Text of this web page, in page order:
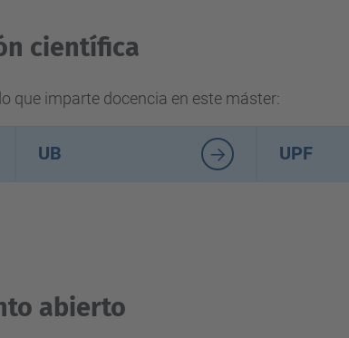
científica
que imparte docencia en este máster:
UB UPF
abierto